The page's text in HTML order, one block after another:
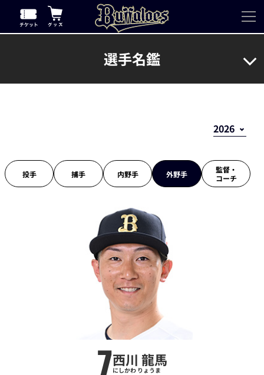
選手名鑑
投手 捕手 内野手 外野手
監督・
コーチ
7西川 龍馬
にしかわ りょうま